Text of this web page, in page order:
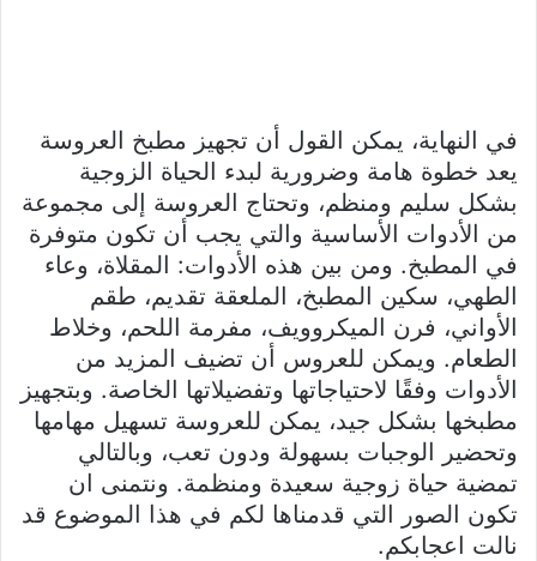
في النهاية، يمكن القول أن تجهيز مطبخ العروسة
يعد خطوة هامة وضرورية لبدء الحياة الزوجية
بشكل سليم ومنظم، وتحتاج العروسة إلى مجموعة
من الأدوات الأساسية والتي يجب أن تكون متوفرة
في المطبخ. ومن بين هذه الأدوات: المقلاة، وعاء
الطهي، سكين المطبخ، الملعقة تقديم، طقم
الأواني، فرن الميكروويف، مفرمة اللحم، وخلاط
الطعام. ويمكن للعروس أن تضيف المزيد من
الأدوات وفقًا لاحتياجاتها وتفضيلاتها الخاصة. وبتجهيز
مطبخها بشكل جيد، يمكن للعروسة تسهيل مهامها
وتحضير الوجبات بسهولة ودون تعب، وبالتالي
تمضية حياة زوجية سعيدة ومنظمة. ونتمنى ان
تكون الصور التي قدمناها لكم في هذا الموضوع قد
نالت اعجابكم.